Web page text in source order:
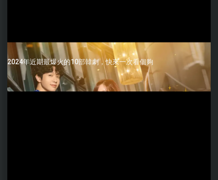
2024年近期最爆火的10部韓劇，快來一次看個夠